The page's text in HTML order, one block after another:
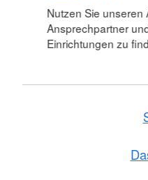
Nutzen Sie unseren
Ansprechpartner
Einrichtungen zu